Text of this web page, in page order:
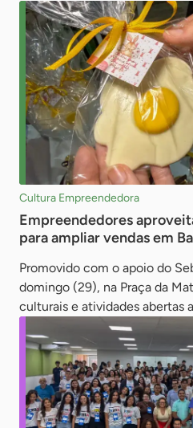
Cultura Empreendedora
Empreendedores
para ampliar vendas em
Promovido com o apoio do
domingo (29), na Praça da
culturais e atividades abertas